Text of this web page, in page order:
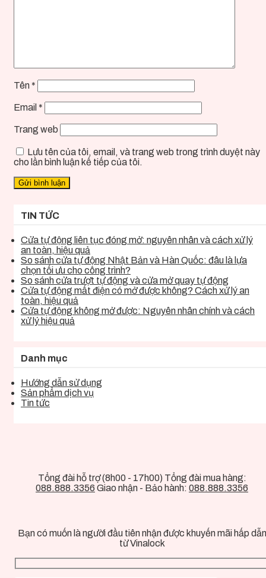
Tên *
Email *
Trang web
Lưu tên của tôi, email, và trang web trong trình duyệt này
cho lần bình luận kế tiếp của tôi.
TIN TỨC
Cửa tự động liên tục đóng mở: nguyên nhân và cách xử lý
an toàn, hiệu quả
So sánh cửa tự động Nhật Bản và Hàn Quốc: đâu là lựa
chọn tối ưu cho công trình?
So sánh cửa trượt tự động và cửa mở quay tự động
Cửa tự động mất điện có mở được không? Cách xử lý an
toàn, hiệu quả
Cửa tự động không mở được: Nguyên nhân chính và cách
xử lý hiệu quả
Danh mục
Hướng dẫn sử dụng
Sản phẩm dịch vụ
Tin tức
Tổng đài hỗ trợ (8h00 - 17h00) Tổng đài mua hàng:
088.888.3356 Giao nhận - Bảo hành: 088.888.3356
Bạn có muốn là người đầu tiên nhận được khuyến mãi hấp dẫn
từ Vinalock